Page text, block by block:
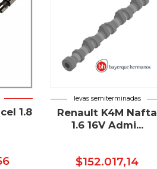
1.8
levas semiterminadas
Renault K4M Nafta
1.6 16V Admi...
$152.017,14